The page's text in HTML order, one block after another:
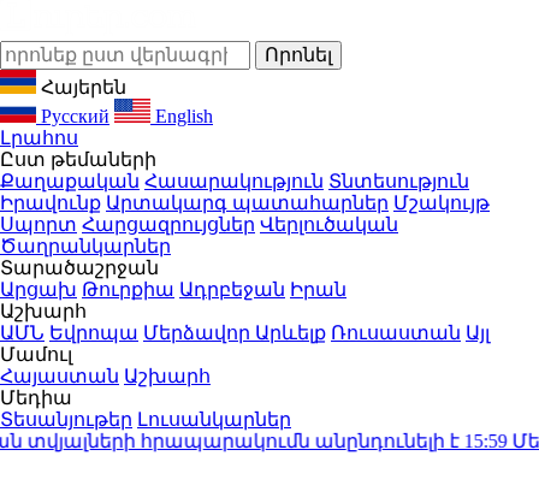
Հայերեն
Русский
English
Լրահոս
Ըստ թեմաների
Քաղաքական Հասարակություն Տնտեսություն
Իրավունք Արտակարգ պատահարներ Մշակույթ
Սպորտ Հարցազրույցներ Վերլուծական
Ծաղրանկարներ
Տարածաշրջան
Արցախ Թուրքիա Ադրբեջան Իրան
Աշխարհ
ԱՄՆ Եվրոպա Մերձավոր Արևելք Ռուսաստան Այլ
Մամուլ
Հայաստան Աշխարհ
Մեդիա
Տեսանյութեր Լուսանկարներ
հրապարակումն անընդունելի է15:59